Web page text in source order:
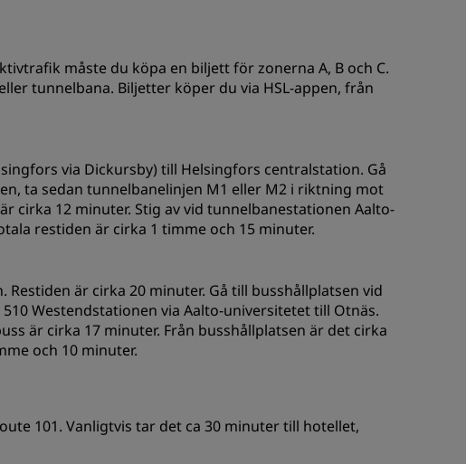
måste du köpa en biljett för zonerna A, B och C.
tunnelbana. Biljetter köper du via HSL-appen, från
via Dickursby) till Helsingfors centralstation. Gå
ta sedan tunnelbanelinjen M1 eller M2 i riktning mot
cirka 12 minuter. Stig av vid tunnelbanestationen Aalto-
restiden är cirka 1 timme och 15 minuter.
är cirka 20 minuter. Gå till busshållplatsen vid
Westendstationen via Aalto-universitetet till Otnäs.
är cirka 17 minuter. Från busshållplatsen är det cirka
och 10 minuter.
101. Vanligtvis tar det ca 30 minuter till hotellet,